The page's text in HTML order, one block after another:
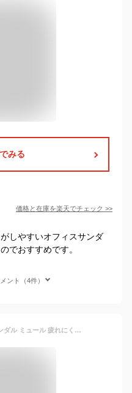
みる
価格と在庫を楽天でチェック >>
しやすいオフィスサンダ
でおすすめです。
ント（4件）
ブリリアンシイ レディース サンダル ミュール 疲れにくい 痛くない 歩きやすい 柔らかい オフィス ナース 社内 軽量 3E 衝撃吸収 黒 330 331 333